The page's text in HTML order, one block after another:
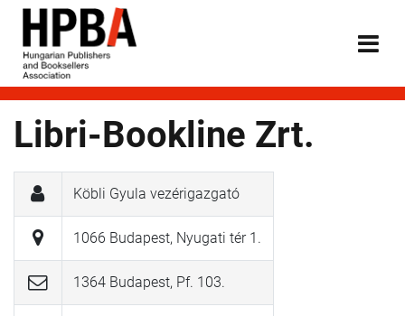
Libri-Bookline Zrt.
Köbli Gyula vezérigazgató
1066 Budapest, Nyugati tér 1.
1364 Budapest, Pf. 103.